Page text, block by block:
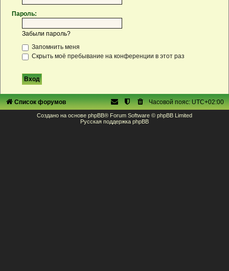
Пароль:
Забыли пароль?
Запомнить меня
Скрыть моё пребывание на конференции в этот раз
Список форумов Часовой пояс:UTC+02:00
Создано на основе phpBB® Forum Software © phpBB Limited
Русская поддержка phpBB